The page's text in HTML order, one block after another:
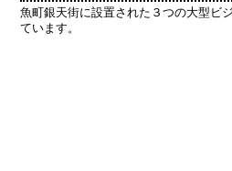
魚町銀天街に設置された３つの大型ビ
ています。